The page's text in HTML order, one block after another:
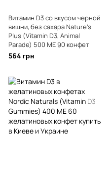
Витамин D3 со вкусом черной
вишни, без сахара Nature's
Plus (Vitamin D3, Animal
Parade) 500 МЕ 90 конфет
564 грн